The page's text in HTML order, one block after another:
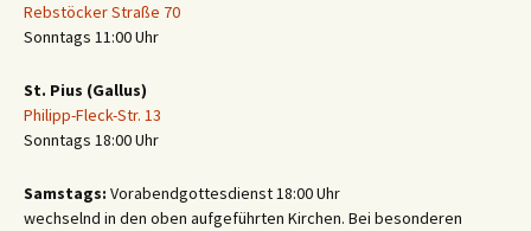
Rebstöcker Straße 70
Sonntags 11:00 Uhr
St. Pius (Gallus)
Philipp-Fleck-Str. 13
Sonntags 18:00 Uhr
Samstags: Vorabendgottesdienst 18:00 Uhr
wechselnd in den oben aufgeführten Kirchen. Bei besonderen